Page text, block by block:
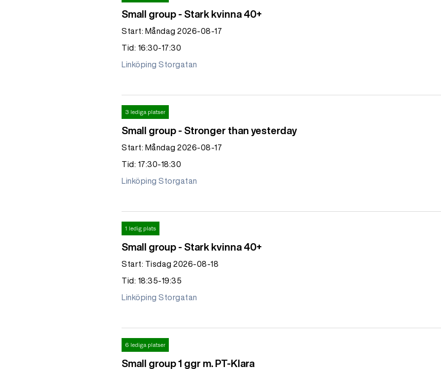
Small group - Stark kvinna 40+
Start: Måndag 2026-08-17
Tid: 16:30-17:30
Linköping Storgatan
3 lediga platser
Small group - Stronger than yesterday
Start: Måndag 2026-08-17
Tid: 17:30-18:30
Linköping Storgatan
1 ledig plats
Small group - Stark kvinna 40+
Start: Tisdag 2026-08-18
Tid: 18:35-19:35
Linköping Storgatan
6 lediga platser
Small group 1 ggr m. PT-Klara